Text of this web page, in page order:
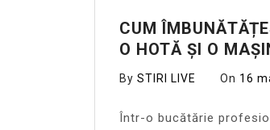
CUM
O HOTĂ ȘI O
By STIRI LIVE On 16
Într-o bucătărie